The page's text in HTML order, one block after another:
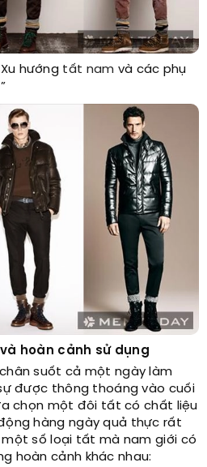
hướng tất nam và các phụ
hoàn cảnh sử dụng
suốt cả một ngày làm
được thông thoáng vào cuối
chọn một đôi tất có chất liệu
hàng ngày quả thực rất
số loại tất mà nam giới có
hoàn cảnh khác nhau: